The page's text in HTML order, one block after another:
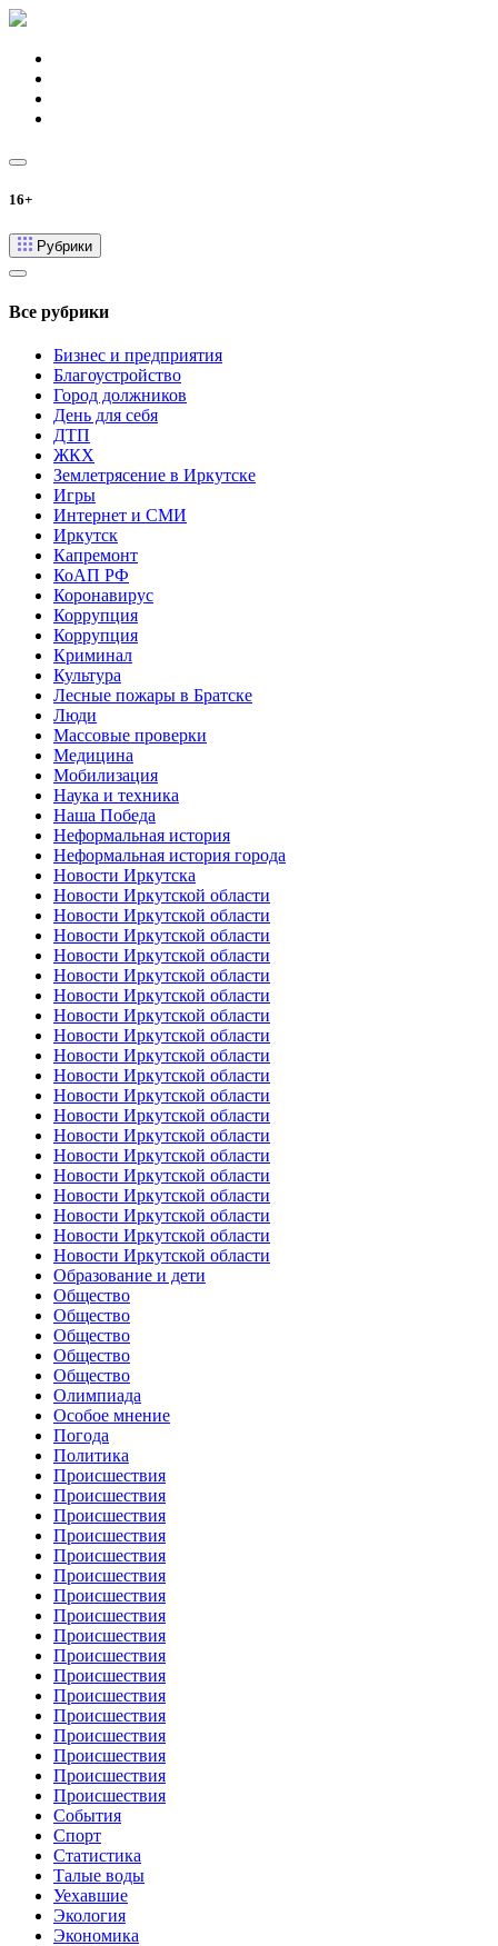
16+
Рубрики
Все рубрики
Бизнес и предприятия
Благоустройство
Город должников
День для себя
ДТП
ЖКХ
Землетрясение в Иркутске
Игры
Интернет и СМИ
Иркутск
Капремонт
КоАП РФ
Коронавирус
Коррупция
Коррупция
Криминал
Культура
Лесные пожары в Братске
Люди
Массовые проверки
Медицина
Мобилизация
Наука и техника
Наша Победа
Неформальная история
Неформальная история города
Новости Иркутска
Новости Иркутской области
Новости Иркутской области
Новости Иркутской области
Новости Иркутской области
Новости Иркутской области
Новости Иркутской области
Новости Иркутской области
Новости Иркутской области
Новости Иркутской области
Новости Иркутской области
Новости Иркутской области
Новости Иркутской области
Новости Иркутской области
Новости Иркутской области
Новости Иркутской области
Новости Иркутской области
Новости Иркутской области
Новости Иркутской области
Новости Иркутской области
Образование и дети
Общество
Общество
Общество
Общество
Общество
Олимпиада
Особое мнение
Погода
Политика
Происшествия
Происшествия
Происшествия
Происшествия
Происшествия
Происшествия
Происшествия
Происшествия
Происшествия
Происшествия
Происшествия
Происшествия
Происшествия
Происшествия
Происшествия
Происшествия
Происшествия
События
Спорт
Статистика
Талые воды
Уехавшие
Экология
Экономика